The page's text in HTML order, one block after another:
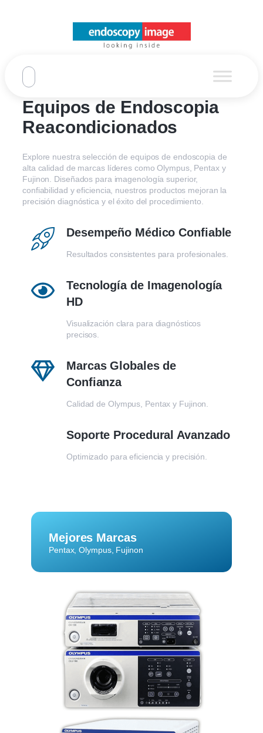
Equipos de Endoscopia
Reacondicionados
Explore nuestra selección de equipos de endoscopia de
alta calidad de marcas líderes como Olympus, Pentax y
Fujinon. Diseñados para imagenología superior,
confiabilidad y eficiencia, nuestros productos mejoran la
precisión diagnóstica y el éxito del procedimiento.
Desempeño Médico Confiable
Resultados consistentes para profesionales.
Tecnología de Imagenología
HD
Visualización clara para diagnósticos
precisos.
Marcas Globales de
Confianza
Calidad de Olympus, Pentax y Fujinon.
Soporte Procedural Avanzado
Optimizado para eficiencia y precisión.
Mejores Marcas
Pentax, Olympus, Fujinon